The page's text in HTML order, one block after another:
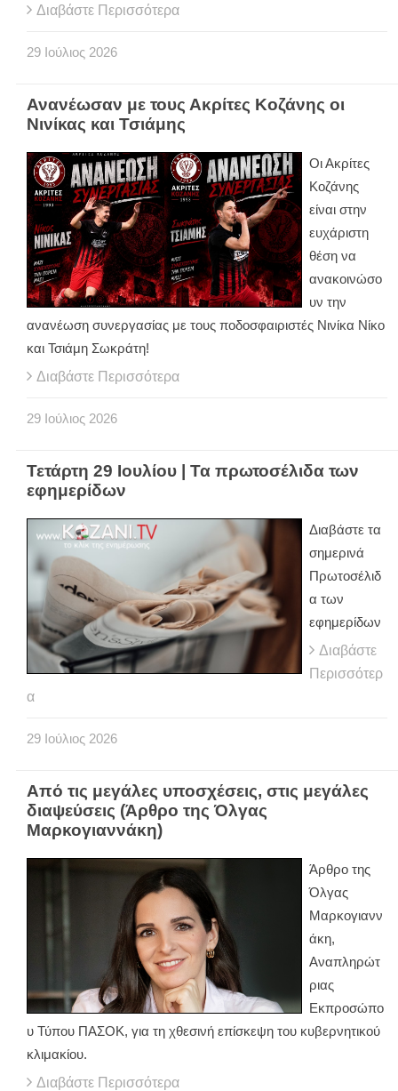
Διαβάστε Περισσότερα
29 Ιούλιος 2026
Ανανέωσαν με τους Ακρίτες Κοζάνης οι
Νινίκας και Τσιάμης
Οι Ακρίτες
Κοζάνης
είναι στην
ευχάριστη
θέση να
ανακοινώσο
υν την
ανανέωση συνεργασίας με τους ποδοσφαιριστές Νινίκα Νίκο
και Τσιάμη Σωκράτη!
Διαβάστε Περισσότερα
29 Ιούλιος 2026
Τετάρτη 29 Ιουλίου | Τα πρωτοσέλιδα των
εφημερίδων
Διαβάστε τα
σημερινά
Πρωτοσέλιδ
α των
εφημερίδων
Διαβάστε
Περισσότερ
α
29 Ιούλιος 2026
Από τις μεγάλες υποσχέσεις, στις μεγάλες
διαψεύσεις (Άρθρο της Όλγας
Μαρκογιαννάκη)
Άρθρο της
Όλγας
Μαρκογιανν
άκη,
Αναπληρώτ
ριας
Εκπροσώπο
υ Τύπου ΠΑΣΟΚ, για τη χθεσινή επίσκεψη του κυβερνητικού
κλιμακίου.
Διαβάστε Περισσότερα